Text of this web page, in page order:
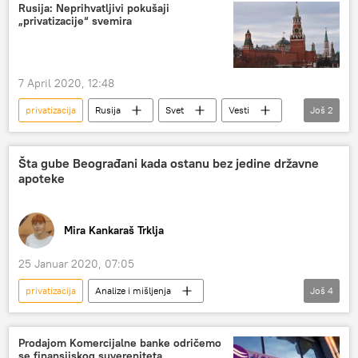
Rusija: Neprihvatljivi pokušaji
„privatizacije“ svemira
7 April 2020, 12:48
privatizacija Rusija Svet
Vesti
Svemir
Dmitrij Peskov
Još 2
Šta gube Beograđani kada ostanu bez jedine državne
apoteke
Mira Kankaraš Trklja
25 Januar 2020, 07:05
privatizacija
Analize i mišljenja
Komentari i Analitika
lekovi
farmacija
profit
Još 4
Prodajom Komercijalne banke odričemo